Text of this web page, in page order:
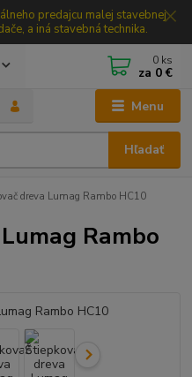
predajcu malej stavebnej
a iná stavebná technika.
Menu
Hľadať
0 ks
za 0 €
dreva Lumag Rambo HC10
Rambo